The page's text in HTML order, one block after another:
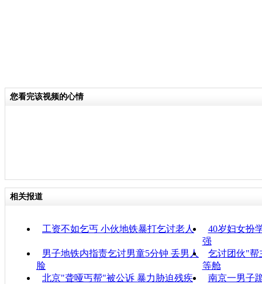
您看完该视频的心情
相关报道
工资不如乞丐 小伙地铁暴打乞讨老人
40岁妇女扮
强
男子地铁内指责乞讨男童5分钟 丢男人
脸
乞讨团伙"帮
等舱
北京"聋哑丐帮"被公诉 暴力胁迫残疾
南京一男子